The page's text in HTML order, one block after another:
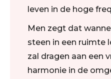
leven in de hoge
Men zegt dat
steen in een ruimte
zal dragen aan een
harmonie in de